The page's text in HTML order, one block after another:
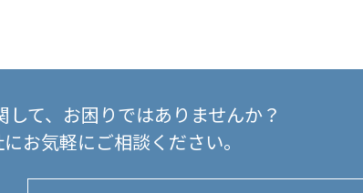
て、
お困りではありませんか？
お気軽にご相談ください。